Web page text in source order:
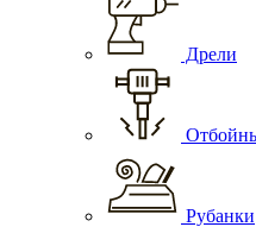
Дрели
Рубанки